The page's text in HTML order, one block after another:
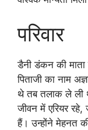
परिवार
डैनी डंकन की
पिताजी का नाम
थे तब तलाक ले ली
जीवन में एरियर
हैं। उन्होंने मेहनत